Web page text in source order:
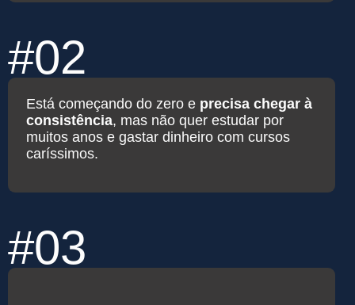
#02
Está começando do zero e precisa chegar à
consistência, mas não quer estudar por
muitos anos e gastar dinheiro com cursos
caríssimos.
#03